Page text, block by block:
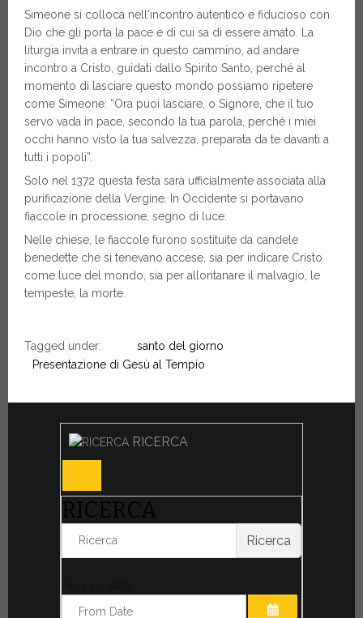
Simeone si colloca nell'incontro autentico e fiducioso con
Dio che gli porta la pace e di cui sa di essere amato. La
liturgia invita a entrare in questo cammino, ad andare
incontro a Cristo, guidati dallo Spirito Santo, perché al
momento di lasciare questo mondo possiamo ripetere
come Simeone: “Ora puoi lasciare, o Signore, che il tuo
servo vada in pace, secondo la tua parola, perché i miei
occhi hanno visto la tua salvezza, preparata da te davanti a
tutti i popoli”.
Solo nel 1372 questa festa sarà ufficialmente associata alla
purificazione della Vergine. In Occidente si portavano
fiaccole in processione, segno di luce.
Nelle chiese, le fiaccole furono sostituite da candele
benedette che si tenevano accese, sia per indicare Cristo
come luce del mondo, sia per allontanare il malvagio, le
tempeste, la morte.
Tagged under:
santo del giorno
Presentazione di Gesù al Tempio
RICERCA
RICERCA
Ricerca